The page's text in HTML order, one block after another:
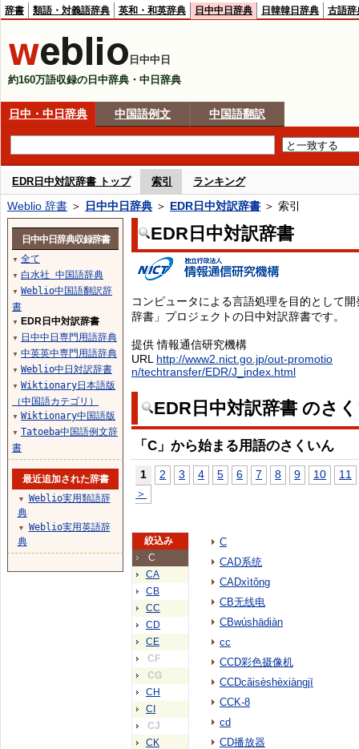
辞書 類語・対義語辞典 英和・和英辞典 日中中日辞典 日韓韓日辞典 古語辞
日中中日
約160万語収録の日中辞典・中日辞典
日中・中日辞典 中国語例文 中国語翻訳
EDR日中対訳辞書 トップ 索引 ランキング
Weblio 辞書 ＞ 日中中日辞典 ＞ EDR日中対訳辞書 ＞ 索引
EDR日中対訳辞書
コンピュータによる言語処理を目的として
辞書」プロジェクトの日中対訳辞書です。
提供 情報通信研究機構
URL http://www2.nict.go.jp/out-promotio
n/techtransfer/EDR/J_index.html
EDR日中対訳辞書 のさ
「C」から始まる用語のさくいん
1 2 3 4 5 6 7 8 9 10
11
＞
絞込み
C
CA
CB
CC
CD
CE
CF
CG
CH
CI
CJ
CK
C
CAD系统
CADxìtǒng
CB无线电
CBwúshādiàn
cc
CCD彩色摄像机
CCDcǎisèshèxiàngjī
CCK-8
cd
CD播放器
日中中日辞典収録辞書
▼ 全て
▼ 白水社 中国語辞典
▼ Weblio中国語翻訳辞
書
▼ EDR日中対訳辞書
▼ 日中中日専門用語辞典
▼ 中英英中専門用語辞典
▼ Weblio中日対訳辞書
▼ Wiktionary日本語版
（中国語カテゴリ）
▼ Wiktionary中国語版
▼ Tatoeba中国語例文辞
書
最近追加された辞書
▼
Weblio実用類語辞
典
▼
Weblio実用英語辞
典